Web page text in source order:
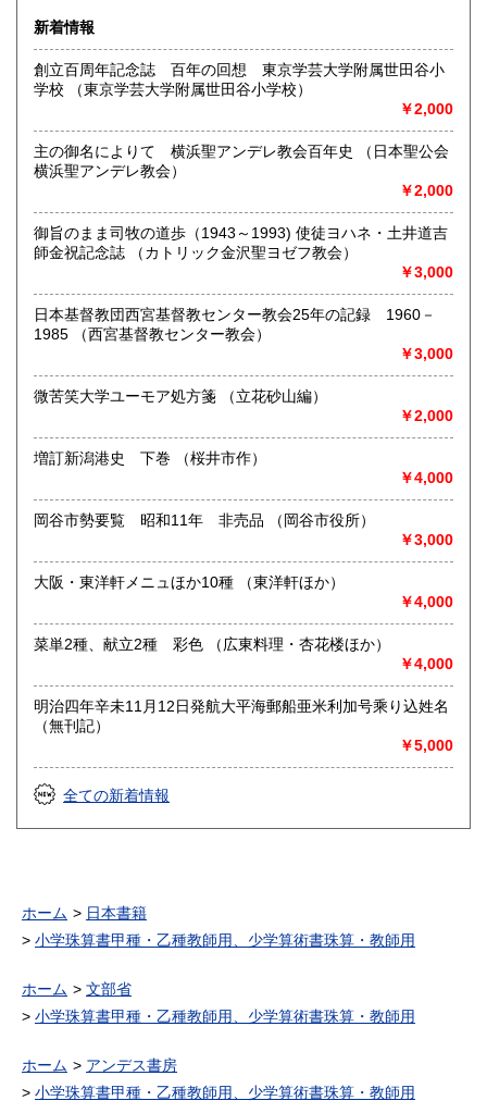
熊本県 600円 大分県 600円
宮崎県 600円 鹿児島県 600円
沖縄県 600円
沿線名：無店舗
最寄駅：-
営業時間：-
定休日：-
中南米関連(特に移民)、民俗学をお受けします。
-
新着情報
創立百周年記念誌 百年の回想 東京学芸大学附属世田谷小
学校 （東京学芸大学附属世田谷小学校）
￥2,000
主の御名によりて 横浜聖アンデレ教会百年史 （日本聖公会
横浜聖アンデレ教会）
￥2,000
御旨のまま司牧の道歩（1943～1993) 使徒ヨハネ・土井道吉
師金祝記念誌 （カトリック金沢聖ヨゼフ教会）
￥3,000
日本基督教団西宮基督教センター教会25年の記録 1960－
1985 （西宮基督教センター教会）
￥3,000
微苦笑大学ユーモア処方箋 （立花砂山編）
￥2,000
増訂新潟港史 下巻 （桜井市作）
￥4,000
岡谷市勢要覧 昭和11年 非売品 （岡谷市役所）
￥3,000
大阪・東洋軒メニュほか10種 （東洋軒ほか）
￥4,000
菜単2種、献立2種 彩色 （広東料理・杏花楼ほか）
￥4,000
明治四年辛未11月12日発航大平海郵船亜米利加号乘り込姓名
（無刊記）
￥5,000
全ての新着情報
ホーム
日本書籍
小学珠算書甲種・乙種教師用、少学算術書珠算・教師用
ホーム
文部省
小学珠算書甲種・乙種教師用、少学算術書珠算・教師用
ホーム
アンデス書房
小学珠算書甲種・乙種教師用、少学算術書珠算・教師用